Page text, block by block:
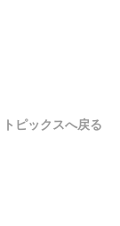
トピックスへ戻る